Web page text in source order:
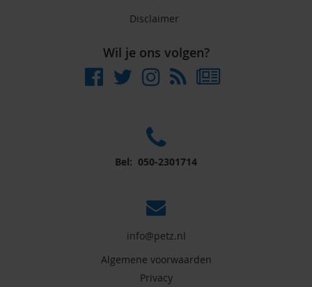
Disclaimer
Wil je ons volgen?
Bel: 050-2301714
info@petz.nl
Algemene voorwaarden
Privacy